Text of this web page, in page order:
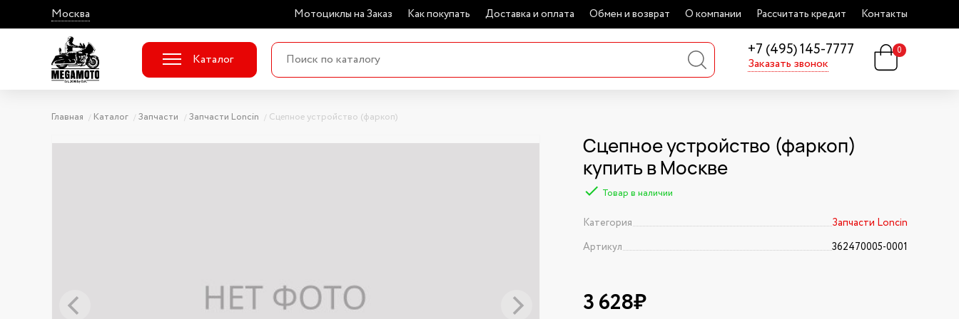
Москва Мотоциклы на Заказ Как покупать Доставка и оплата Обмен и возврат О компании Рассчитать кредит Контакты
+7 (495) 145-7777
Заказать звонок
Каталог
0
Главная Каталог Запчасти Запчасти Loncin Сцепное устройство (фаркоп)
Сцепное устройство (фаркоп)
купить в Москве
Товар в наличии
Категория
Запчасти Loncin
Артикул
362470005-0001
3 628₽